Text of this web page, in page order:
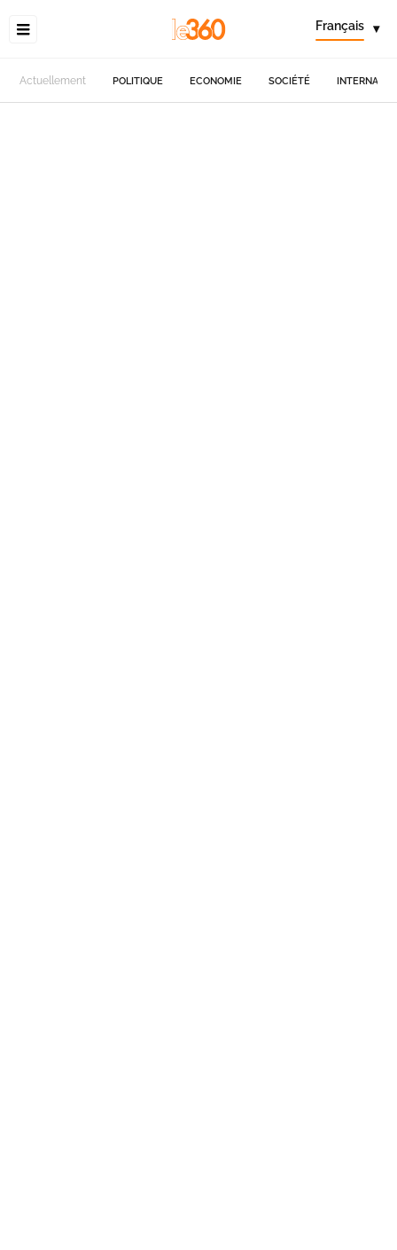
Français ▾
Actuellement POLITIQUE ECONOMIE SOCIÉTÉ